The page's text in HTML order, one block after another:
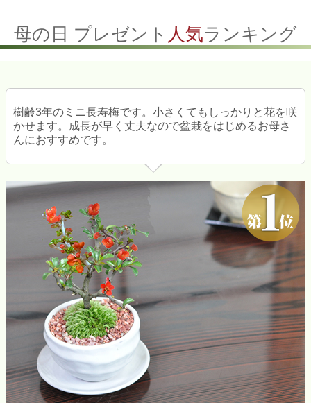
母の日 プレゼント 人気ランキング
樹齢3年のミニ長寿梅です。小さくてもしっかりと花を咲
かせます。成長が早く丈夫なので盆栽をはじめるお母さ
んにおすすめです。